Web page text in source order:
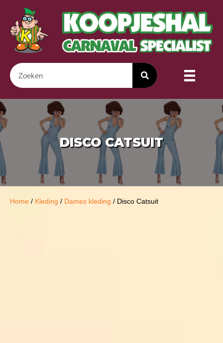
DISCO CATSUIT
Home / Kleding / Dames kleding / Disco Catsuit